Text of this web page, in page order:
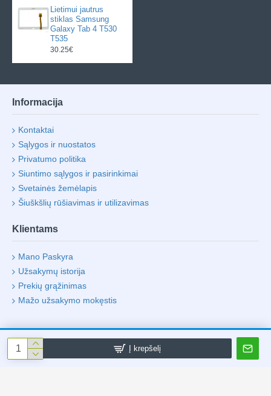
Į krepšelį
Lietimui jautrus
stiklas Samsung
Galaxy Tab 4 T530
T535
30.25€
Informacija
Kontaktai
Sąlygos ir nuostatos
Privatumo politika
Siuntimo sąlygos ir pasirinkimai
Svetainės žemėlapis
Šiuškšlių rūšiavimas ir utilizavimas
Klientams
Mano Paskyra
Užsakymų istorija
Prekių grąžinimas
Mažo užsakymo mokęstis
Visos Teisės Saugomos UAB "Life 4 Laptop"